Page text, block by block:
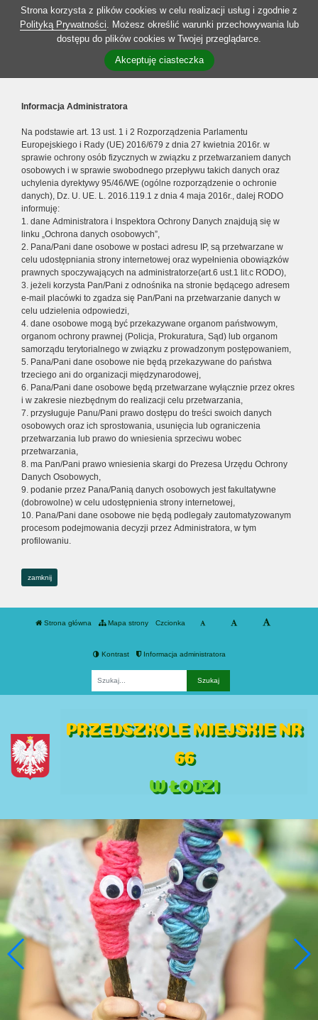
Strona korzysta z plików cookies w celu realizacji usług i zgodnie z
Polityką Prywatności. Możesz określić warunki przechowywania lub
dostępu do plików cookies w Twojej przeglądarce.
Akceptuję ciasteczka
Informacja Administratora
Na podstawie art. 13 ust. 1 i 2 Rozporządzenia Parlamentu
Europejskiego i Rady (UE) 2016/679 z dnia 27 kwietnia 2016r. w
sprawie ochrony osób fizycznych w związku z przetwarzaniem danych
osobowych i w sprawie swobodnego przepływu takich danych oraz
uchylenia dyrektywy 95/46/WE (ogólne rozporządzenie o ochronie
danych), Dz. U. UE. L. 2016.119.1 z dnia 4 maja 2016r., dalej RODO
informuję:
1. dane Administratora i Inspektora Ochrony Danych znajdują się w
linku „Ochrona danych osobowych”,
2. Pana/Pani dane osobowe w postaci adresu IP, są przetwarzane w
celu udostępniania strony internetowej oraz wypełnienia obowiązków
prawnych spoczywających na administratorze(art.6 ust.1 lit.c RODO),
3. jeżeli korzysta Pan/Pani z odnośnika na stronie będącego adresem
e-mail placówki to zgadza się Pan/Pani na przetwarzanie danych w
celu udzielenia odpowiedzi,
4. dane osobowe mogą być przekazywane organom państwowym,
organom ochrony prawnej (Policja, Prokuratura, Sąd) lub organom
samorządu terytorialnego w związku z prowadzonym postępowaniem,
5. Pana/Pani dane osobowe nie będą przekazywane do państwa
trzeciego ani do organizacji międzynarodowej,
6. Pana/Pani dane osobowe będą przetwarzane wyłącznie przez okres
i w zakresie niezbędnym do realizacji celu przetwarzania,
7. przysługuje Panu/Pani prawo dostępu do treści swoich danych
osobowych oraz ich sprostowania, usunięcia lub ograniczenia
przetwarzania lub prawo do wniesienia sprzeciwu wobec
przetwarzania,
8. ma Pan/Pani prawo wniesienia skargi do Prezesa Urzędu Ochrony
Danych Osobowych,
9. podanie przez Pana/Panią danych osobowych jest fakultatywne
(dobrowolne) w celu udostępnienia strony internetowej,
10. Pana/Pani dane osobowe nie będą podlegały zautomatyzowanym
procesom podejmowania decyzji przez Administratora, w tym
profilowaniu.
zamknij
Strona główna Mapa strony Czcionka
Kontrast Informacja administratora
PRZEDSZKOLE MIEJSKIE NR
66
W ŁODZI